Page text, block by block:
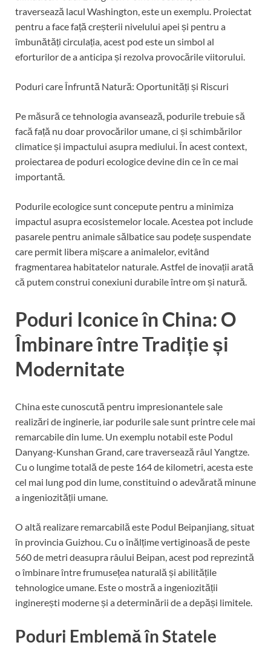
traversează lacul Washington, este un exemplu. Proiectat
pentru a face față creșterii nivelului apei și pentru a
îmbunătăți circulația, acest pod este un simbol al
eforturilor de a anticipa și rezolva provocările viitorului.
Poduri care Înfruntă Natură: Oportunități și Riscuri
Pe măsură ce tehnologia avansează, podurile trebuie să
facă față nu doar provocărilor umane, ci și schimbărilor
climatice și impactului asupra mediului. În acest context,
proiectarea de poduri ecologice devine din ce în ce mai
importantă.
Podurile ecologice sunt concepute pentru a minimiza
impactul asupra ecosistemelor locale. Acestea pot include
pasarele pentru animale sălbatice sau podețe suspendate
care permit libera mișcare a animalelor, evitând
fragmentarea habitatelor naturale. Astfel de inovații arată
că putem construi conexiuni durabile între om și natură.
Poduri Iconice în China: O
Îmbinare între Tradiție și
Modernitate
China este cunoscută pentru impresionantele sale
realizări de inginerie, iar podurile sale sunt printre cele mai
remarcabile din lume. Un exemplu notabil este Podul
Danyang-Kunshan Grand, care traversează râul Yangtze.
Cu o lungime totală de peste 164 de kilometri, acesta este
cel mai lung pod din lume, constituind o adevărată minune
a ingeniozității umane.
O altă realizare remarcabilă este Podul Beipanjiang, situat
în provincia Guizhou. Cu o înălțime vertiginoasă de peste
560 de metri deasupra râului Beipan, acest pod reprezintă
o îmbinare între frumusețea naturală și abilitățile
tehnologice umane. Este o mostră a ingeniozității
inginerești moderne și a determinării de a depăși limitele.
Poduri Emblemă în Statele